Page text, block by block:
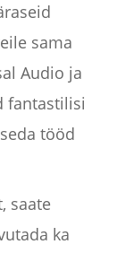
sama
Audio ja
fantastilisi
tööd
saate
ka